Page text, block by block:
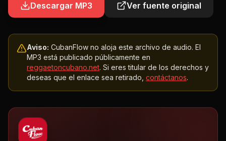
Descargar MP3 Ver fuente original
Aviso: CubanFlow no aloja este archivo de audio. El
MP3 está publicado públicamente en
reggaetoncubano.net. Si eres titular de los derechos y
deseas que el enlace sea retirado, contáctanos.